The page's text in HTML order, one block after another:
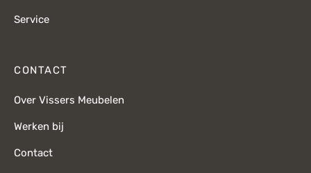
Service
CONTACT
Over Vissers Meubelen
Werken bij
Contact